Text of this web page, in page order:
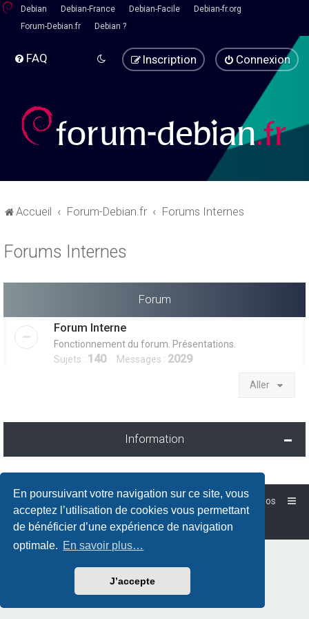
En poursuivant votre navigation sur ce site, vous
acceptez l’utilisation de cookies vous permettant
de bénéficier d’une expérience de navigation
optimale. En savoir plus…
J’accepte
Debian Debian-France Debian-Facile
Debian-fr.org
Forum-Debian.fr
Debian ?
FAQ Connexion
Inscription
Accueil Forum-Debian.fr Forums Internes
Forums Internes
Forum
Forum Interne
Fonctionnement du forum. Présentations.
Sujets : 140Messages : 2029
Aller
Information
Accueil Forum-Debian.fr
À propos
Powered by phpBB™
Traduction française officielle©Qiaeru